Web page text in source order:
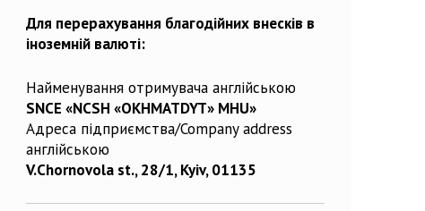
Для перерахування благодійних внесків в
іноземній валюті:
Найменування отримувача англійською
SNCE «NCSH «OKHMATDYT» MHU»
Адреса підприємства/Company address
англійською
V.Chornovola st., 28/1, Kyiv, 01135